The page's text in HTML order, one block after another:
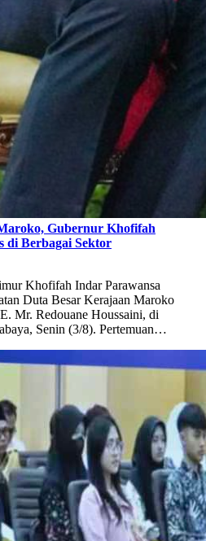
Gubernur Khofifah
di Berbagai Sektor
Khofifah Indar Parawansa
Duta Besar Kerajaan Maroko
Mr. Redouane Houssaini, di
Senin (3/8). Pertemuan…